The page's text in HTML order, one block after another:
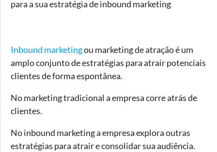
para a sua estratégia de inbound marketing
Inbound marketingou marketing de atração é um
amplo conjunto de estratégias para atrair potenciais
clientes de forma espontânea.
No marketing tradicional a empresa corre atrás de
clientes.
No inbound marketing a empresa explora outras
estratégias para atrair e consolidar sua audiência.